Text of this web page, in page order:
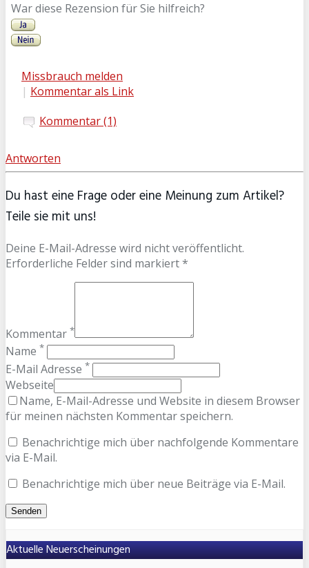
War diese Rezension für Sie hilfreich?
Missbrauch melden
| Kommentar als Link
Kommentar (1)
Antworten
Du hast eine Frage oder eine Meinung zum Artikel?
Teile sie mit uns!
Deine E-Mail-Adresse wird nicht veröffentlicht.
Erforderliche Felder sind markiert *
Kommentar *
Name *
E-Mail Adresse *
Webseite
Name, E-Mail-Adresse und Website in diesem Browser
für meinen nächsten Kommentar speichern.
Benachrichtige mich über nachfolgende Kommentare
via E-Mail.
Benachrichtige mich über neue Beiträge via E-Mail.
Aktuelle Neuerscheinungen